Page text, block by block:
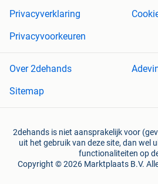
Privacyverklaring
Privacyvoorkeuren
Over 2dehands
Sitemap
2dehands is niet aansprakelijk voor
uit het gebruik van deze site, dan wel
functionaliteiten op
Copyright © 2026 Marktplaats B.V.